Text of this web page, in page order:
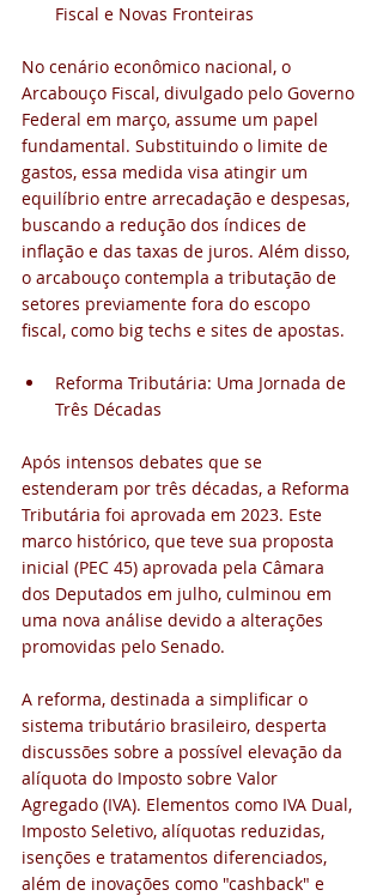
Fiscal e Novas Fronteiras
No cenário econômico nacional, o
Arcabouço Fiscal, divulgado pelo Governo
Federal em março, assume um papel
fundamental. Substituindo o limite de
gastos, essa medida visa atingir um
equilíbrio entre arrecadação e despesas,
buscando a redução dos índices de
inflação e das taxas de juros. Além disso,
o arcabouço contempla a tributação de
setores previamente fora do escopo
fiscal, como big techs e sites de apostas.
Reforma Tributária: Uma Jornada de
Três Décadas
Após intensos debates que se
estenderam por três décadas, a Reforma
Tributária foi aprovada em 2023. Este
marco histórico, que teve sua proposta
inicial (PEC 45) aprovada pela Câmara
dos Deputados em julho, culminou em
uma nova análise devido a alterações
promovidas pelo Senado.
A reforma, destinada a simplificar o
sistema tributário brasileiro, desperta
discussões sobre a possível elevação da
alíquota do Imposto sobre Valor
Agregado (IVA). Elementos como IVA Dual,
Imposto Seletivo, alíquotas reduzidas,
isenções e tratamentos diferenciados,
além de inovações como "cashback" e